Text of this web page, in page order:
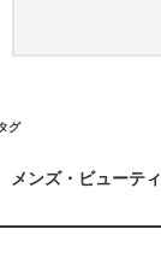
グ
メンズ・ビューティ